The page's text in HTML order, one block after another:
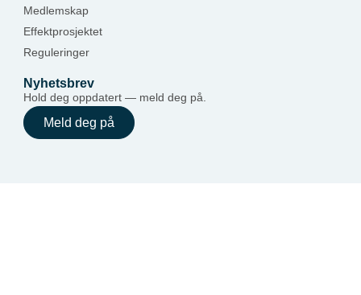
Medlemskap
Effektprosjektet
Reguleringer
Nyhetsbrev
Hold deg oppdatert — meld deg på.
Meld deg på